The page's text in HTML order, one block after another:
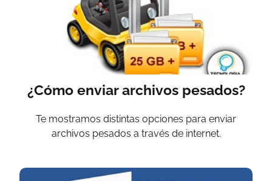
¿Cómo enviar archivos pesados?
Te mostramos distintas opciones para enviar
archivos pesados a través de internet.